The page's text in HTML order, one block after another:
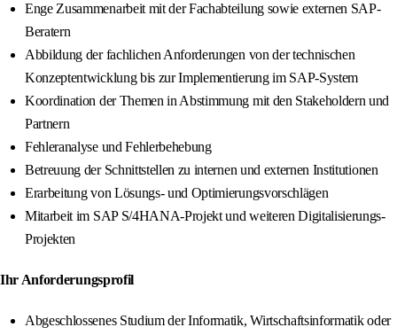
Enge Zusammenarbeit mit der Fachabteilung sowie externen SAP-
Beratern
Abbildung der fachlichen Anforderungen von der technischen
Konzeptentwicklung bis zur Implementierung im SAP-System
Koordination der Themen in Abstimmung mit den Stakeholdern und
Partnern
Fehleranalyse und Fehlerbehebung
Betreuung der Schnittstellen zu internen und externen Institutionen
Erarbeitung von Lösungs- und Optimierungsvorschlägen
Mitarbeit im SAP S/4HANA-Projekt und weiteren Digitalisierungs-
Projekten
Ihr Anforderungsprofil
Abgeschlossenes Studium der Informatik, Wirtschaftsinformatik oder